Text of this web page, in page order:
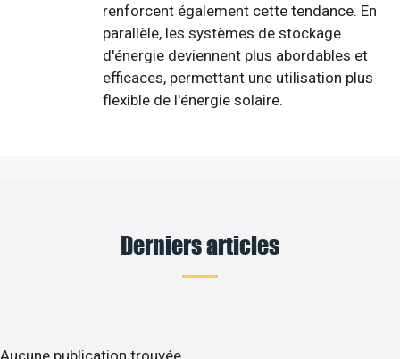
renforcent également cette tendance. En
parallèle, les systèmes de stockage
d'énergie deviennent plus abordables et
efficaces, permettant une utilisation plus
flexible de l'énergie solaire.
Derniers articles